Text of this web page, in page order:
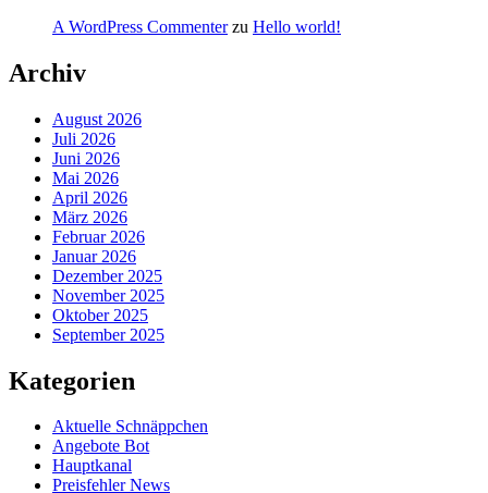
A WordPress Commenterzu Hello world!
Archiv
August 2026
Juli 2026
Juni 2026
Mai 2026
April 2026
März 2026
Februar 2026
Januar 2026
Dezember 2025
November 2025
Oktober 2025
September 2025
Kategorien
Aktuelle Schnäppchen
Angebote Bot
Hauptkanal
Preisfehler News